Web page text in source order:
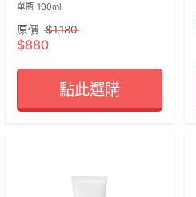
單瓶 100ml
原價 $1,180
$880
點此選購